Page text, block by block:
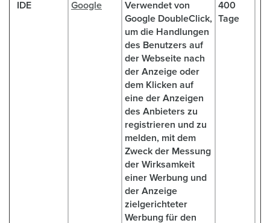
IDE Google
Verwendet von
Google DoubleClick,
um die Handlungen
des Benutzers auf
der Webseite nach
der Anzeige oder
dem Klicken auf
eine der Anzeigen
des Anbieters zu
registrieren und zu
melden, mit dem
Zweck der Messung
der Wirksamkeit
einer Werbung und
der Anzeige
zielgerichteter
Werbung für den
400
Tage